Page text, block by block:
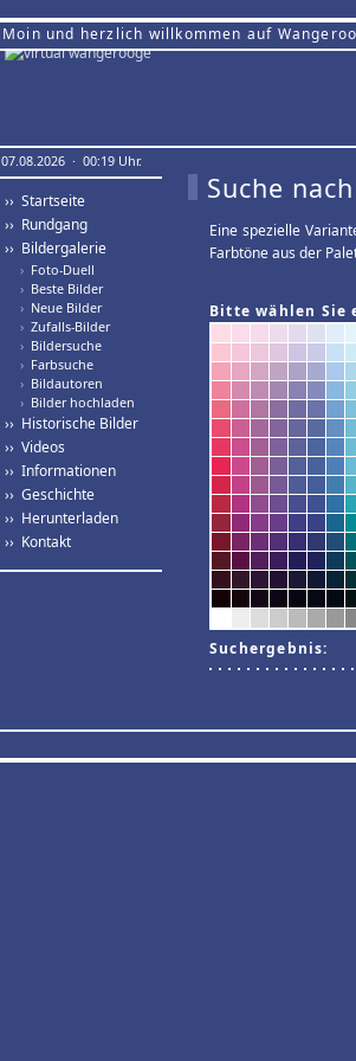
Moin und herzlich willkommen auf
07.08.2026 · 00:19 Uhr.
›› Startseite
›› Rundgang
›› Bildergalerie
› Foto-Duell
› Beste Bilder
› Neue Bilder
› Zufalls-Bilder
› Bildersuche
› Farbsuche
› Bildautoren
› Bilder hochladen
›› Historische Bilder
›› Videos
›› Informationen
›› Geschichte
›› Herunterladen
›› Kontakt
Suche
Eine spezielle
Farbtöne aus der
Bitte wählen Sie
Suchergebnis: